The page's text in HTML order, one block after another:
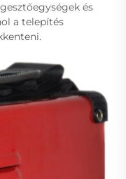
és
a telepítés